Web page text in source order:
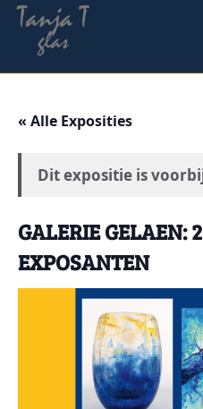
« Alle Exposities
Dit expositie is
GALERIE GELAEN:
EXPOSANTEN